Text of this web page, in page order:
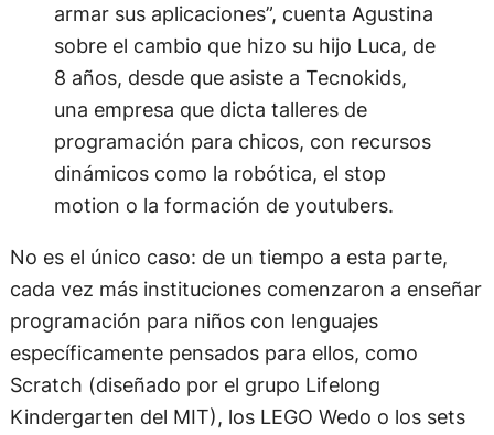
armar sus aplicaciones”, cuenta Agustina
sobre el cambio que hizo su hijo Luca, de
8 años, desde que asiste a Tecnokids,
una empresa que dicta talleres de
programación para chicos, con recursos
dinámicos como la robótica, el stop
motion o la formación de youtubers.
No es el único caso: de un tiempo a esta parte,
cada vez más instituciones comenzaron a enseñar
programación para niños con lenguajes
específicamente pensados para ellos, como
Scratch (diseñado por el grupo Lifelong
Kindergarten del MIT), los LEGO Wedo o los sets